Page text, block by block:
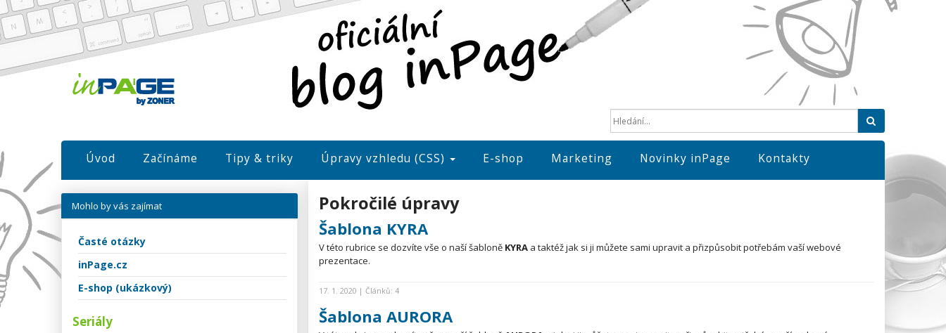
Úvod Začínáme Tipy & triky Úpravy vzhledu (CSS) E-shop Marketing Novinky inPage Kontakty
Pokročilé úpravy
Šablona KYRA
V této rubrice se dozvíte vše o naší šabloně KYRA a taktéž jak si ji můžete sami upravit a přizpůsobit potřebám vaší webové
prezentace.
17. 1. 2020 | Článků: 4
Šablona AURORA
Mohlo by vás zajímat
Časté otázky
inPage.cz
E-shop (ukázkový)
Seriály